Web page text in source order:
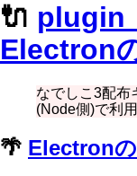
🔌
Electron
なでしこ3配布
(Node側)で利
🌴 Electron